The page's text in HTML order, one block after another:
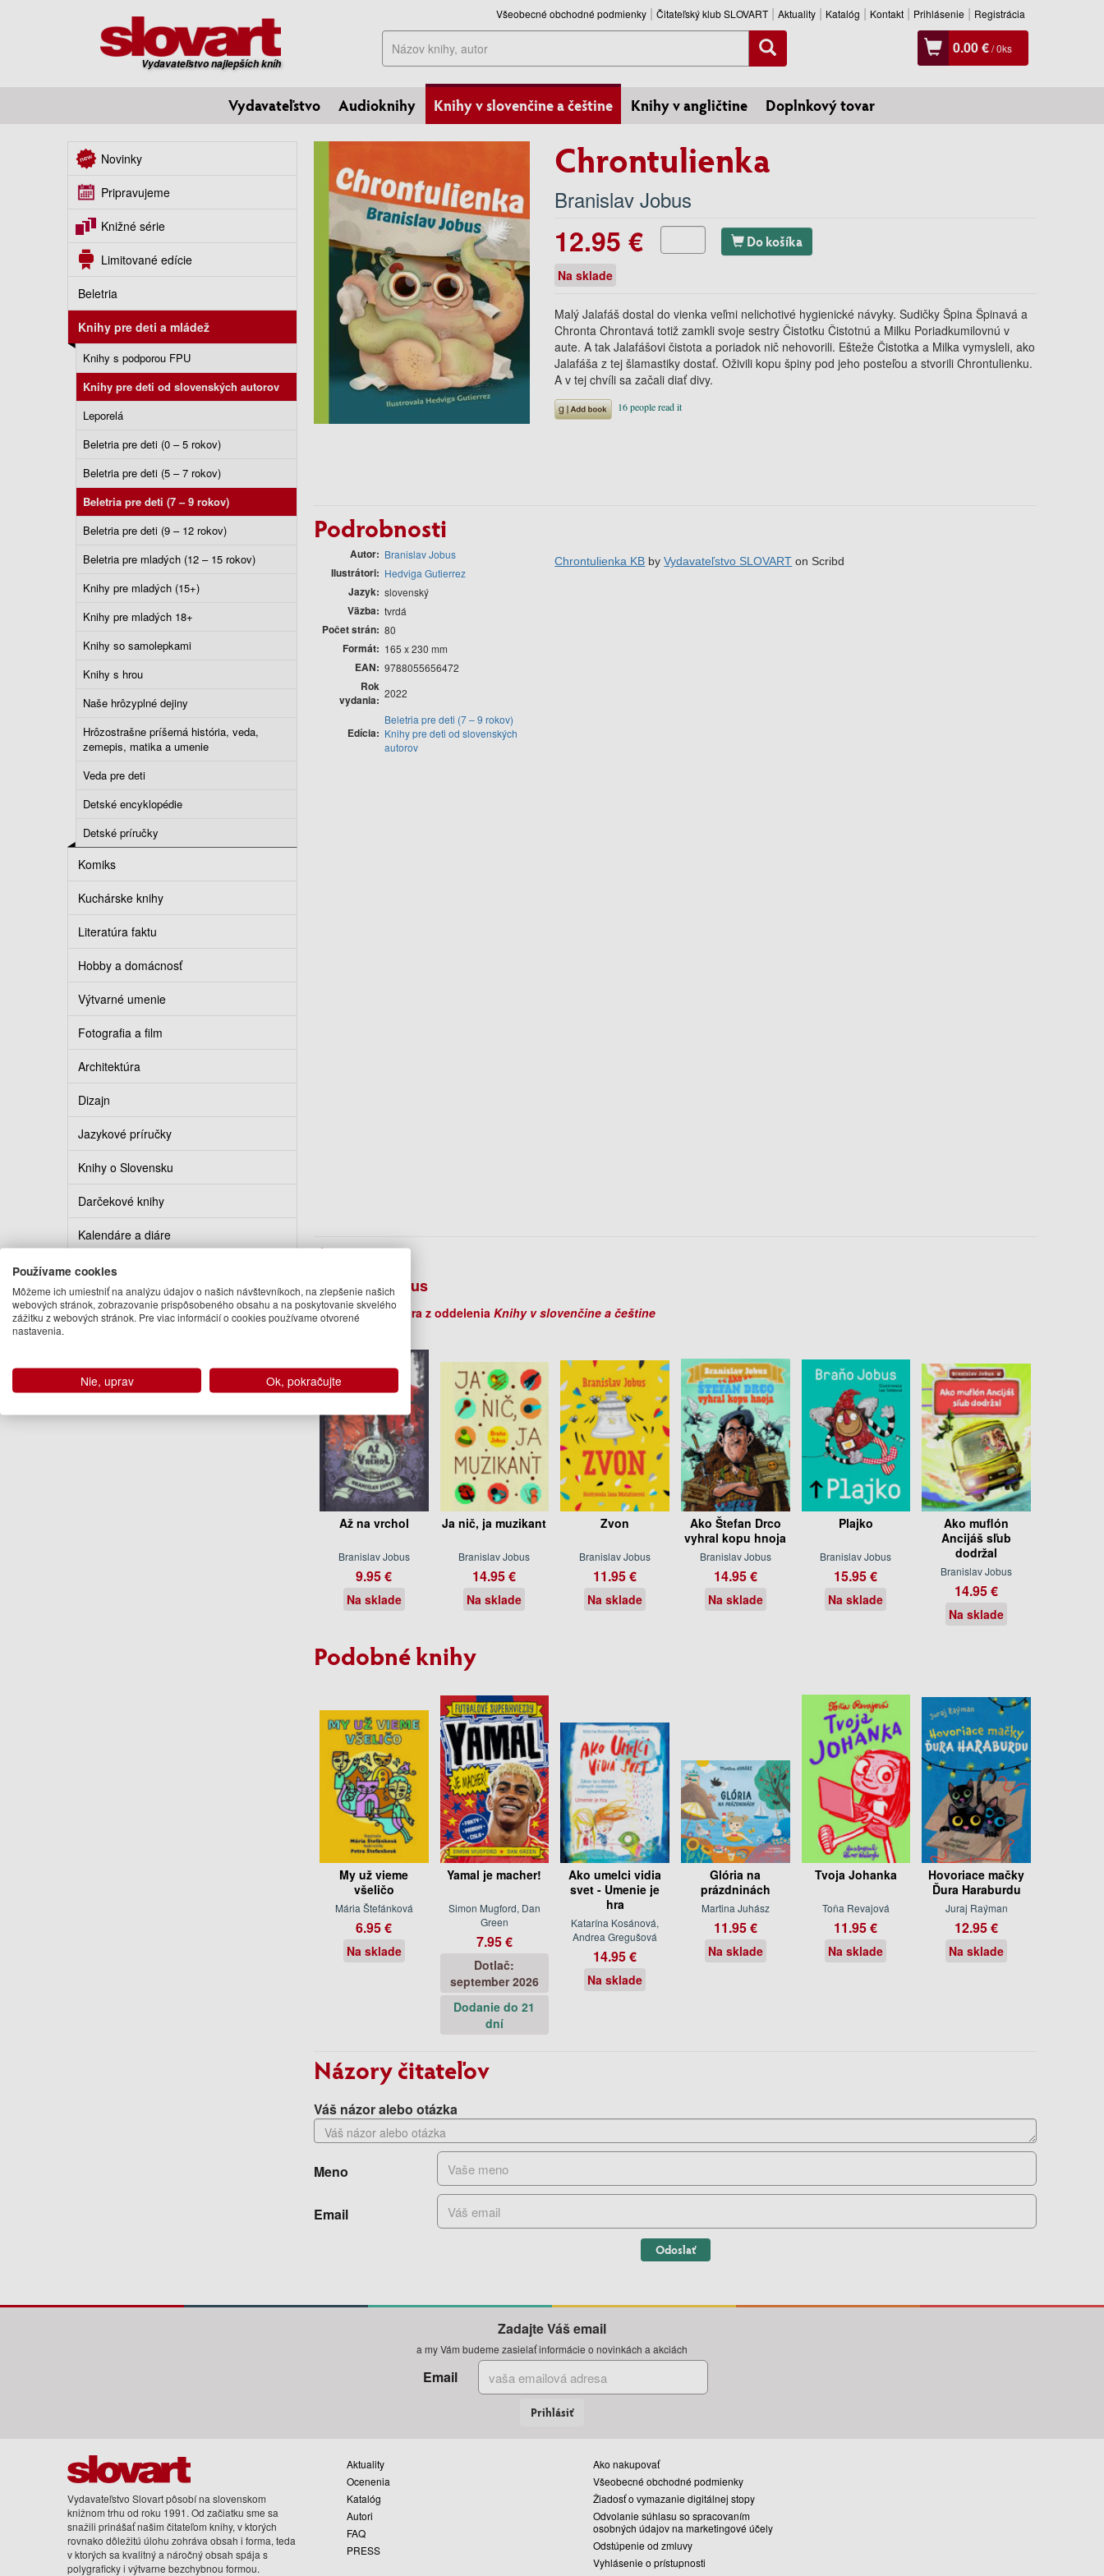
Vydavateľstvo najlepších kníh
Všeobecné obchodné podmienky Čitateľský klub SLOVART Aktuality Katalóg Kontakt Prihlásenie Registrácia
Hľadať 0.00 €/0ks
Vydavateľstvo Audioknihy Knihy v slovenčine a češtine Knihy v angličtine Doplnkový tovar
Novinky
Pripravujeme
Knižné série
Limitované edície
Beletria
Knihy pre deti a mládež
Knihy s podporou FPU
Knihy pre deti od slovenských autorov
Leporelá
Beletria pre deti (0 – 5 rokov)
Beletria pre deti (5 – 7 rokov)
Beletria pre deti (7 – 9 rokov)
Beletria pre deti (9 – 12 rokov)
Beletria pre mladých (12 – 15 rokov)
Knihy pre mladých (15+)
Knihy pre mladých 18+
Knihy so samolepkami
Knihy s hrou
Naše hrôzyplné dejiny
Hrôzostrašne príšerná história, veda,
zemepis, matika a umenie
Veda pre deti
Detské encyklopédie
Detské príručky
Komiks
Kuchárske knihy
Literatúra faktu
Hobby a domácnosť
Výtvarné umenie
Fotografia a film
Architektúra
Dizajn
Jazykové príručky
Knihy o Slovensku
Darčekové knihy
Kalendáre a diáre
Knihy v cudzom jazyku
Chrontulienka
Branislav Jobus
12.95 € Do košíka
Na sklade
Malý Jalafáš dostal do vienka veľmi nelichotivé hygienické návyky. Sudičky Špina Špinavá a
Chronta Chrontavá totiž zamkli svoje sestry Čistotku Čistotnú a Milku Poriadkumilovnú v
aute. A tak Jalafášovi čistota a poriadok nič nehovorili. Ešteže Čistotka a Milka vymysleli, ako
Jalafáša z tej šlamastiky dostať. Oživili kopu špiny pod jeho posteľou a stvorili Chrontulienku.
A v tej chvíli sa začali diať divy.
Podrobnosti
Autor Branislav Jobus
Ilustrátori Hedviga Gutierrez
Jazyk slovenský
Väzba tvrdá
Počet strán 80
Formát 165 x 230 mm
EAN 9788055656472
Rok
vydania 2022
Edícia
Beletria pre deti (7 – 9 rokov)
Knihy pre deti od slovenských
autorov
Chrontulienka KB byVydavateľstvo SLOVART on Scribd
Autor
Branislav Jobus
Ďalšie knihy autora z oddelenia Knihy v slovenčine a češtine
Až na vrchol
Branislav Jobus
9.95 €
Na sklade
Ja nič, ja muzikant
Branislav Jobus
14.95 €
Na sklade
Zvon
Branislav Jobus
11.95 €
Na sklade
Ako Štefan Drco
vyhral kopu hnoja
Branislav Jobus
14.95 €
Na sklade
Plajko
Branislav Jobus
15.95 €
Na sklade
Ako muflón
Ancijáš sľub
dodržal
Branislav Jobus
14.95 €
Na sklade
Podobné knihy
My už vieme
všeličo
Mária Štefánková
6.95 €
Na sklade
Yamal je macher!
Simon Mugford, Dan
Green
7.95 €
Dotlač:
september 2026
Dodanie do 21
dní
Ako umelci vidia
svet - Umenie je
hra
Katarína Kosánová,
Andrea Gregušová
14.95 €
Na sklade
Glória na
prázdninách
Martina Juhász
11.95 €
Na sklade
Tvoja Johanka
Toňa Revajová
11.95 €
Na sklade
Hovoriace mačky
Ďura Haraburdu
Juraj Raýman
12.95 €
Na sklade
Názory čitateľov
Váš názor alebo otázka
Meno
Email
Odoslať
Zadajte Váš email
a my Vám budeme zasielať informácie o novinkách a akciách
Email
Prihlásiť
Vydavateľstvo Slovart pôsobí na slovenskom
knižnom trhu od roku 1991. Od začiatku sme sa
snažili prinášať našim čitateľom knihy, v ktorých
rovnako dôležitú úlohu zohráva obsah i forma, teda
v ktorých sa kvalitný a náročný obsah spája s
polygraficky i výtvarne bezchybnou formou.
Aktuality
Ocenenia
Katalóg
Autori
FAQ
PRESS
Ako nakupovať
Všeobecné obchodné podmienky
Žiadosť o vymazanie digitálnej stopy
Odvolanie súhlasu so spracovaním
osobných údajov na marketingové účely
Odstúpenie od zmluvy
Vyhlásenie o prístupnosti
Používame cookies
Môžeme ich umiestniť na analýzu údajov o našich návštevníkoch, na zlepšenie našich
webových stránok, zobrazovanie prispôsobeného obsahu a na poskytovanie skvelého
zážitku z webových stránok. Pre viac informácií o cookies používame otvorené
nastavenia.
Nie, uprav Ok, pokračujte